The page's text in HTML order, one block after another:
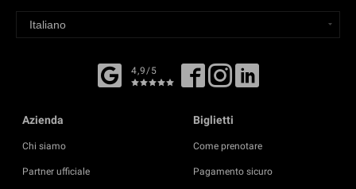
4,9/5
Azienda
Chi siamo
Partner ufficiale
Biglietti
Come prenotare
Pagamento sicuro